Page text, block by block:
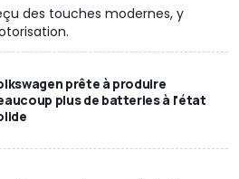
des touches modernes, y
prête à produire
plus de batteries à l'état